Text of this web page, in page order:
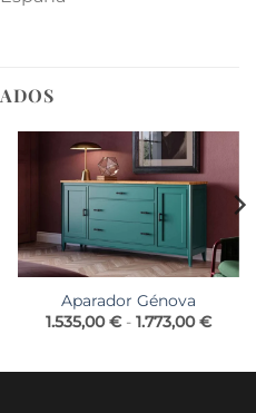
Aparador Génova
1.535,00€ - 1.773,00€